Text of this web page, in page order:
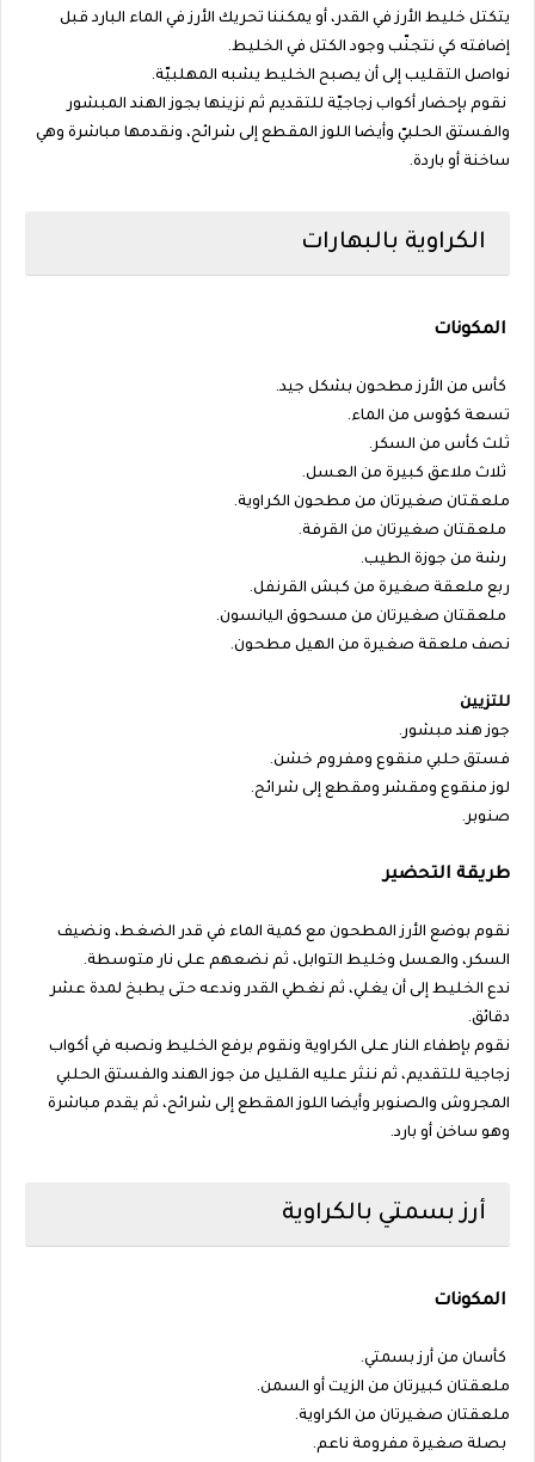
يتكتل خليط الأرز في القدر، أو يمكننا تحريك الأرز في الماء البارد قبل
إضافته كي نتجنّب وجود الكتل في الخليط.
نواصل التقليب إلى أن يصبح الخليط يشبه المهلبيّة.
نقوم بإحضار أكواب زجاجيّة للتقديم ثم نزينها بجوز الهند المبشور
والفستق الحلبيّ وأيضا اللوز المقطع إلى شرائح، ونقدمها مباشرة وهي
ساخنة أو باردة.
الكراوية بالبهارات
المكونات
كأس من الأرز مطحون بشكل جيد.
تسعة كؤوس من الماء.
ثلث كأس من السكر.
ثلاث ملاعق كبيرة من العسل.
ملعقتان صغيرتان من مطحون الكراوية.
ملعقتان صغيرتان من القرفة.
رشة من جوزة الطيب.
ربع ملعقة صغيرة من كبش القرنفل.
ملعقتان صغيرتان من مسحوق اليانسون.
نصف ملعقة صغيرة من الهيل مطحون.
للتزيين
جوز هند مبشور.
فستق حلبي منقوع ومفروم خشن.
لوز منقوع ومقشر ومقطع إلى شرائح.
صنوبر.
طريقة التحضير
نقوم بوضع الأرز المطحون مع كمية الماء في قدر الضغط، ونضيف
السكر، والعسل وخليط التوابل، ثم نضعهم على نار متوسطة.
ندع الخليط إلى أن يغلي، ثم نغطي القدر وندعه حتى يطبخ لمدة عشر
دقائق.
نقوم بإطفاء النار على الكراوية ونقوم برفع الخليط ونصبه في أكواب
زجاجية للتقديم، ثم ننثر عليه القليل من جوز الهند والفستق الحلبي
المجروش والصنوبر وأيضا اللوز المقطع إلى شرائح، ثم يقدم مباشرة
وهو ساخن أو بارد.
أرز بسمتي بالكراوية
المكونات
كأسان من أرز بسمتي.
ملعقتان كبيرتان من الزيت أو السمن.
ملعقتان صغيرتان من الكراوية.
بصلة صغيرة مفرومة ناعم.